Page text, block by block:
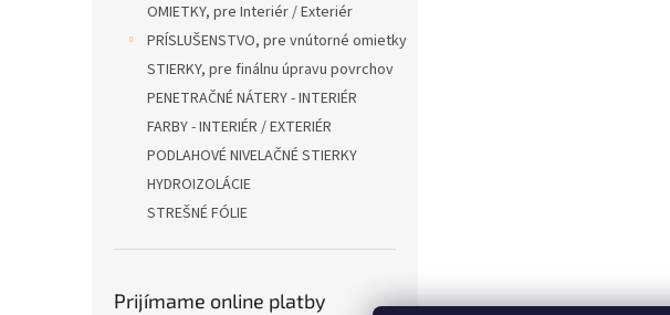
OMIETKY, pre Interiér / Exteriér
PRÍSLUŠENSTVO, pre vnútorné omietky
STIERKY, pre finálnu úpravu povrchov
PENETRAČNÉ NÁTERY - INTERIÉR
FARBY - INTERIÉR / EXTERIÉR
PODLAHOVÉ NIVELAČNÉ STIERKY
HYDROIZOLÁCIE
STREŠNÉ FÓLIE
Prijímame online platby